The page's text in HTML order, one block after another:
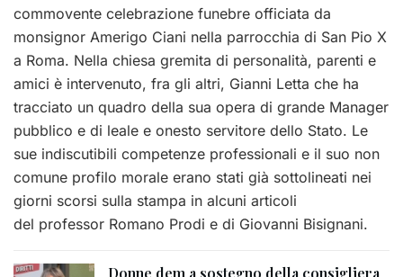
commovente celebrazione funebre officiata da
monsignor Amerigo Ciani nella parrocchia di San Pio X
a Roma. Nella chiesa gremita di personalità, parenti e
amici è intervenuto, fra gli altri, Gianni Letta che ha
tracciato un quadro della sua opera di grande Manager
pubblico e di leale e onesto servitore dello Stato. Le
sue indiscutibili competenze professionali e il suo non
comune profilo morale erano stati già sottolineati nei
giorni scorsi sulla stampa in alcuni articoli
del professor Romano Prodi e di Giovanni Bisignani.
Donne dem a sostegno della consigliera